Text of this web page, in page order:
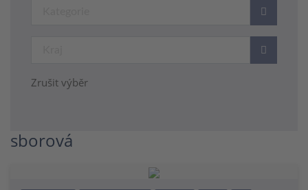
Zrušit výběr
sborová